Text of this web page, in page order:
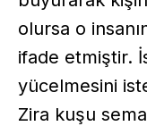
olursa o
ifade etmiştir.
yücelmesini
Zira kuşu